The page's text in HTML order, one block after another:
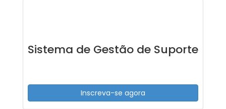
Sistema de Gestão de Suporte
Inscreva-se agora